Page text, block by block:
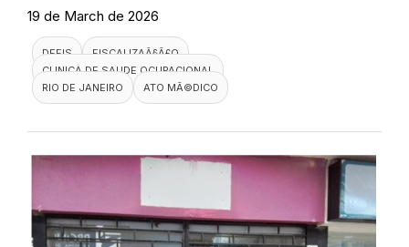
19 de March de 2026
DEFIS
FISCALIZAÃ§Ã£O
CLINICA DE SAUDE OCUPACIONAL
RIO DE JANEIRO
ATO MÃ©DICO